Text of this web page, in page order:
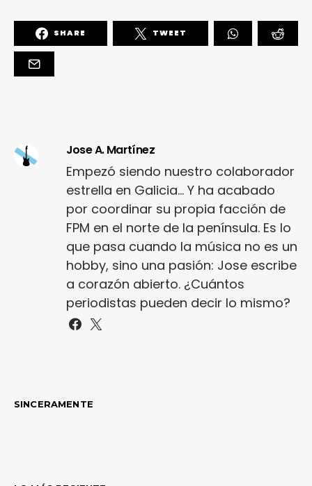
SHARE TWEET
Jose A. Martínez
Empezó siendo nuestro colaborador
estrella en Galicia... Y ha acabado
por coordinar su propia facción de
FPM en el norte de la península. Es lo
que pasa cuando la música no es un
hobby, sino una pasión: Jose escribe
a corazón abierto. ¿Cuántos
periodistas pueden decir lo mismo?
SINCERAMENTE